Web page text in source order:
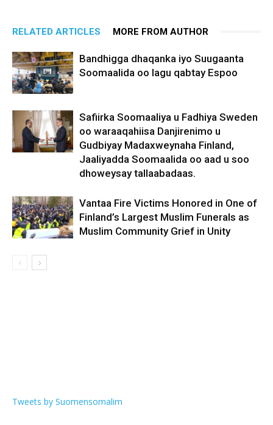
RELATED ARTICLES MORE FROM AUTHOR
Bandhigga dhaqanka iyo Suugaanta
Soomaalida oo lagu qabtay Espoo
Safiirka Soomaaliya u Fadhiya Sweden
oo waraaqahiisa Danjirenimo u
Gudbiyay Madaxweynaha Finland,
Jaaliyadda Soomaalida oo aad u soo
dhoweysay tallaabadaas.
Vantaa Fire Victims Honored in One of
Finland’s Largest Muslim Funerals as
Muslim Community Grief in Unity
Tweets by Suomensomalim